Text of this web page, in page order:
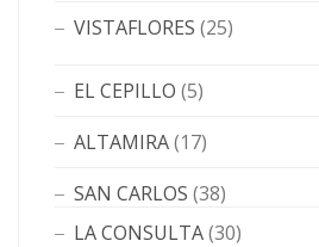
VISTAFLORES (25)
EL CEPILLO (5)
ALTAMIRA(17)
SAN CARLOS (38)
LA CONSULTA(30)